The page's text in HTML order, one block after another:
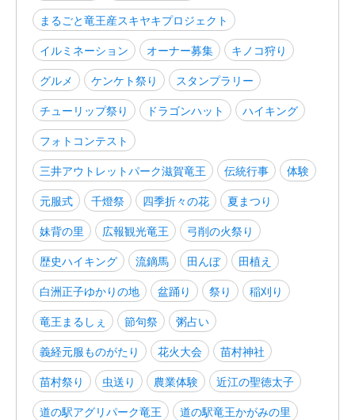
まるごと竜王産スキヤキプロジェクト
イルミネーション
オーナー募集
キノコ狩り
グルメ
ケンケト祭り
スタンプラリー
チューリップ祭り
ドラゴンハット
ハイキング
フォトコンテスト
三井アウトレットパーク滋賀竜王
伝統行事
体験
元服式
千燈祭 四季折々の花
夏まつり
妹背の里
広報観光竜王
弓削の火祭り
歴史ハイキング
流鏑馬 田んぼ
田植え
白洲正子ゆかりの地
盆踊り 祭り
稲刈り
竜王まるしぇ
節句祭
粥占い
義経元服ものがたり
花火大会
苗村神社
苗村祭り
虫送り 農業体験
近江の聖徳太子
道の駅アグリパーク竜王
道の駅竜王かがみの里